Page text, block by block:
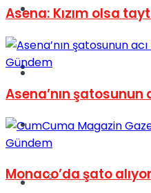
Yaşam
Sağlık
Kadınca
Dünya
Türkiye
Müzik
Asena: Kızım olsa
Gündem
Asena’nın şatosunun
Gündem
Monaco’da şato alıyor